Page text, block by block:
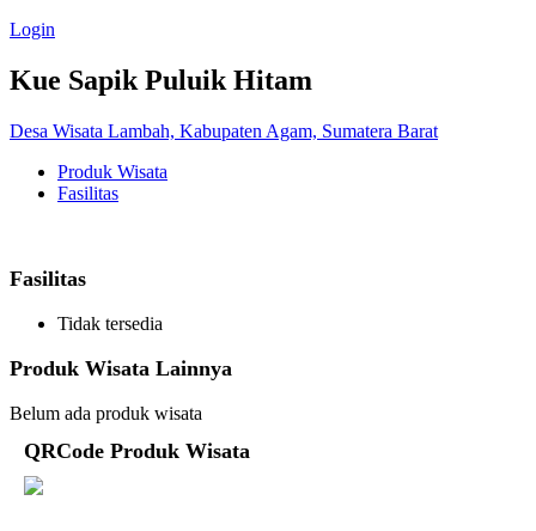
Login
Kue Sapik Puluik Hitam
Desa Wisata Lambah, Kabupaten Agam, Sumatera Barat
Produk Wisata
Fasilitas
Fasilitas
Tidak tersedia
Produk Wisata Lainnya
Belum ada produk wisata
QRCode Produk Wisata